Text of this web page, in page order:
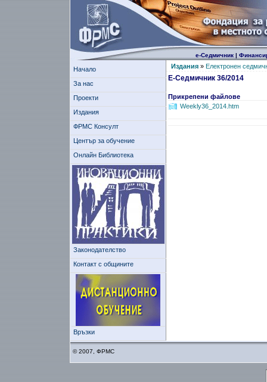
е-Седмичник|
Начало
За нас
Проекти
Издания
ФРМС Консулт
Център за обучение
Онлайн Библиотека
Законодателство
Контакт с общините
Връзки
Издания» Електронен
Е-Седмичник 36/2014
Прикрепени файлове
Weekly36_2014.htm
© 2007, ФРМС